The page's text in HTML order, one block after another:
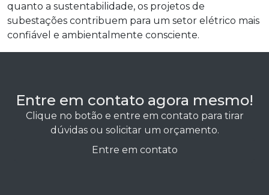
quanto a sustentabilidade, os projetos de
subestações contribuem para um setor elétrico mais
confiável e ambientalmente consciente.
Entre em contato agora mesmo!
Clique no botão e entre em contato para tirar
dúvidas ou solicitar um orçamento.
Entre em contato